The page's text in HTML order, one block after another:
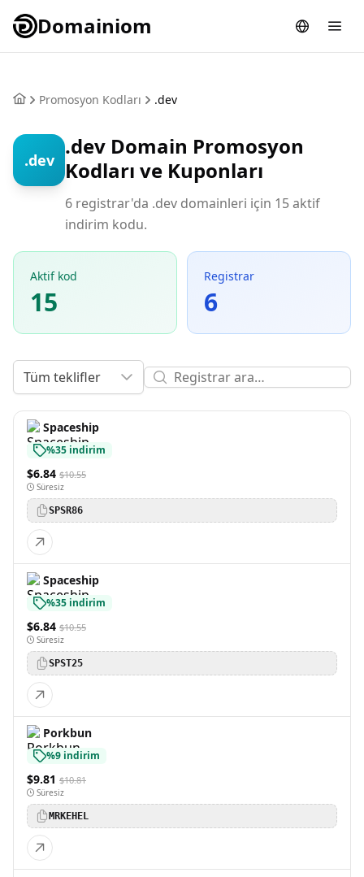
Domainiom
Promosyon Kodları .dev
.dev
.dev Domain Promosyon
Kodları ve Kuponları
6 registrar'da .dev domainleri için 15 aktif
indirim kodu.
Aktif kod
15
Registrar
6
Tüm teklifler
Spaceship
%35 indirim
$6.84 $10.55
Süresiz
SPSR86
Spaceship
%35 indirim
$6.84 $10.55
Süresiz
SPST25
Porkbun
%9 indirim
$9.81 $10.81
Süresiz
MRKEHEL